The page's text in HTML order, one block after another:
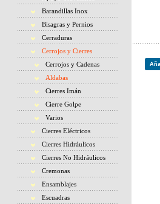
Barandillas Inox
Bisagras y Pernios
Cerraduras
Cerrojos y Cierres
Cerrojos y Cadenas
Aldabas
Cierres Imán
Cierre Golpe
Varios
Cierres Eléctricos
Cierres Hidráulicos
Cierres No Hidráulicos
Cremonas
Ensamblajes
Escuadras